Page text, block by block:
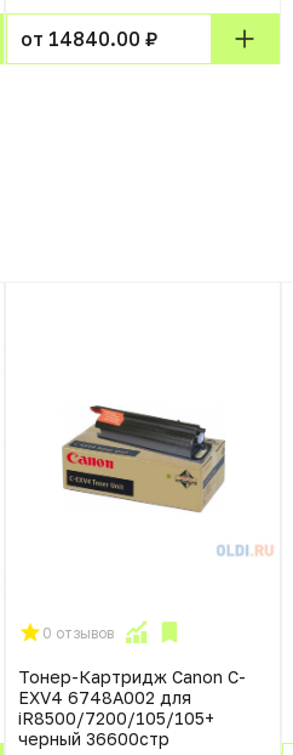
от 14840.00 ₽
0 отзывов
Тонер-Картридж Canon C-
EXV4 6748A002 для
iR8500/7200/105/105+
черный 36600стр